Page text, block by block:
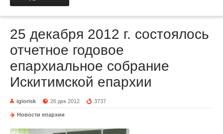
25 декабря 2012 г. состоялось
отчетное годовое
епархиальное собрание
Искитимской епархии
igiorisk 26 дек 2012 3737
Новости епархии